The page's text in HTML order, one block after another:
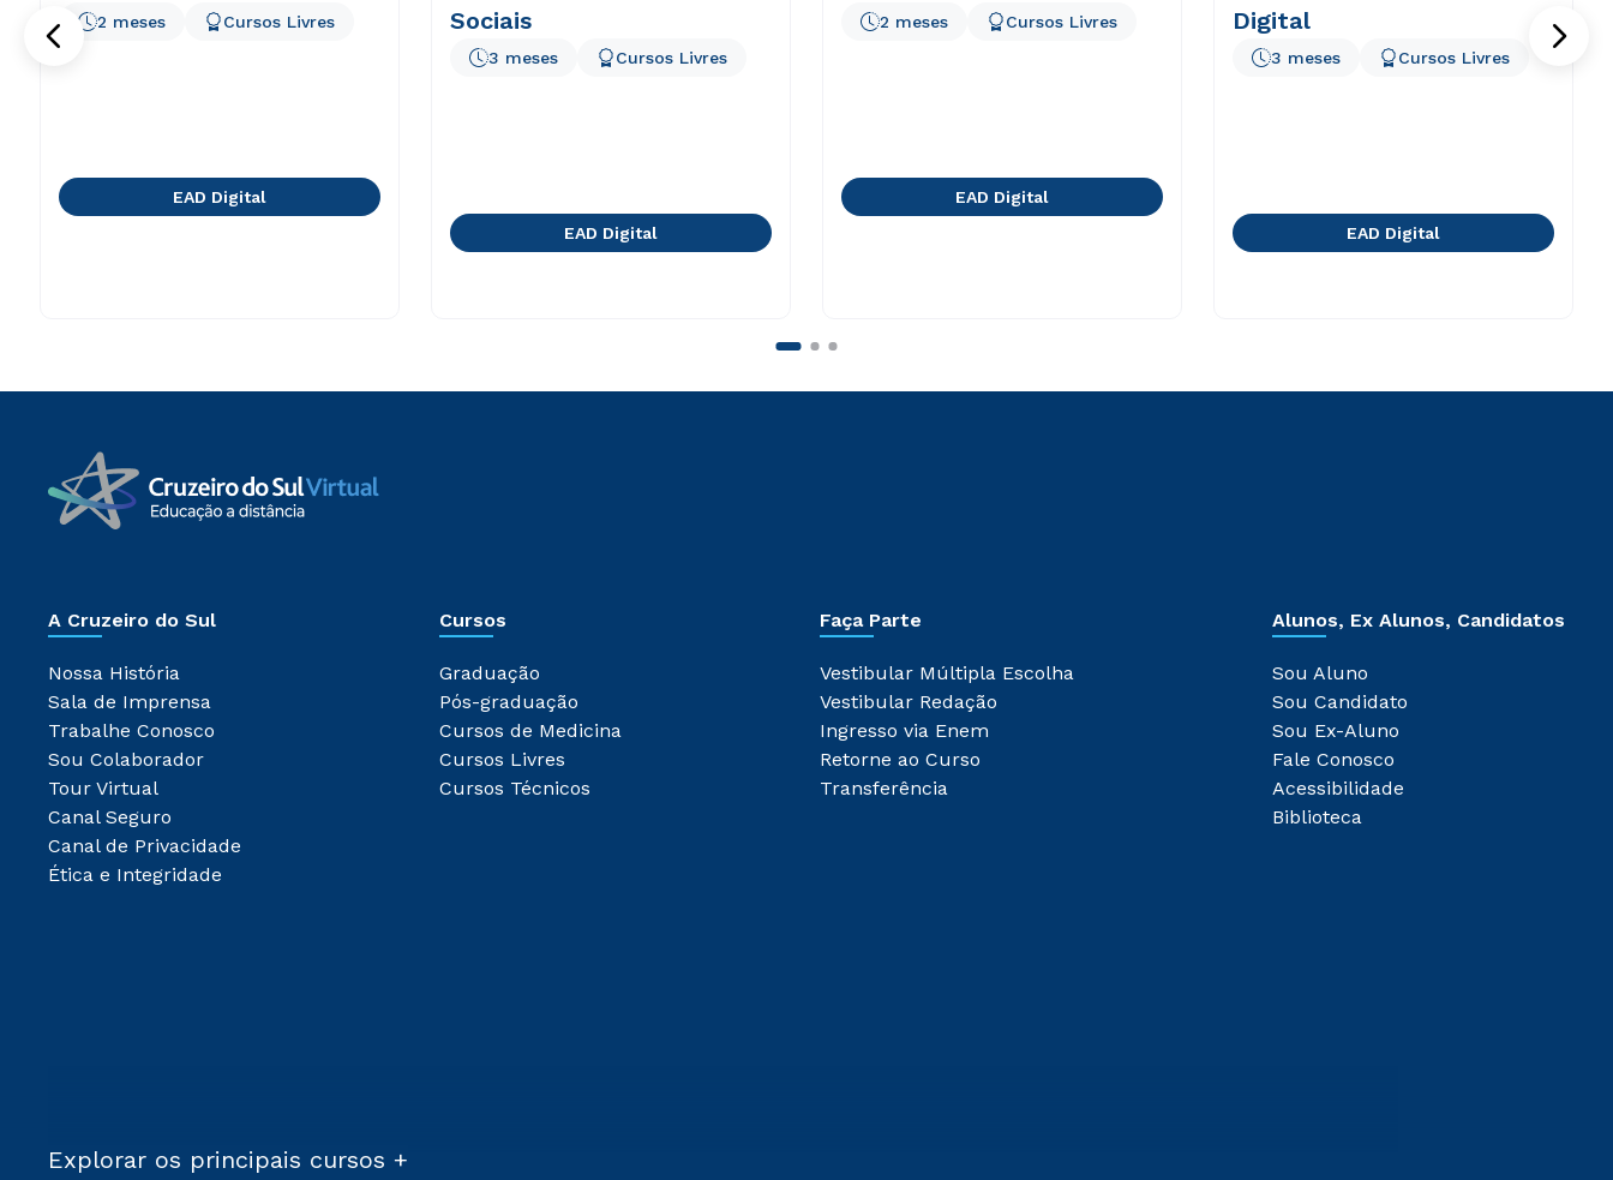
2 meses Cursos Livres
EAD Digital
Sociais
3 meses Cursos Livres
EAD Digital
2 meses Cursos Livres
EAD Digital
Digital
3 meses Cursos Livres
EAD Digital
A Cruzeiro do Sul
Nossa História
Sala de Imprensa
Trabalhe Conosco
Sou Colaborador
Tour Virtual
Canal Seguro
Canal de Privacidade
Ética e Integridade
Cursos
Graduação
Pós-graduação
Cursos de Medicina
Cursos Livres
Cursos Técnicos
Faça Parte
Vestibular Múltipla Escolha
Vestibular Redação
Ingresso via Enem
Retorne ao Curso
Transferência
Alunos, Ex Alunos, Candidatos
Sou Aluno
Sou Candidato
Sou Ex-Aluno
Fale Conosco
Acessibilidade
Biblioteca
Explorar os principais cursos +